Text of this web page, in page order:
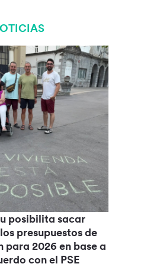
posibilita sacar
presupuestos de
para 2026 en base a
con el PSE